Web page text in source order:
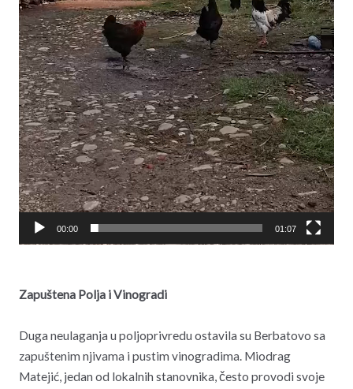
00:00 01:07
Zapuštena Polja i Vinogradi
Duga neulaganja u poljoprivredu ostavila su Berbatovo sa
zapuštenim njivama i pustim vinogradima. Miodrag
Matejić, jedan od lokalnih stanovnika, često provodi svoje